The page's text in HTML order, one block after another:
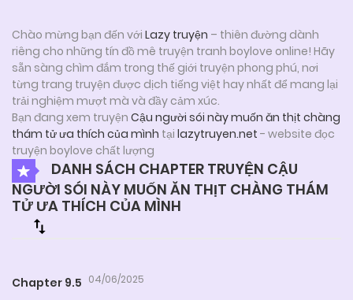
Chào mừng bạn đến với Lazy truyện – thiên đường dành
riêng cho những tín đồ mê truyện tranh boylove online! Hãy
sẵn sàng chìm đắm trong thế giới truyện phong phú, nơi
từng trang truyện được dịch tiếng việt hay nhất để mang lại
trải nghiệm mượt mà và đầy cảm xúc.
Bạn đang xem truyện Cậu người sói này muốn ăn thịt chàng
thám tử ưa thích của mình tại lazytruyen.net - website đọc
truyện boylove chất lượng
DANH SÁCH CHAPTER TRUYỆN CẬU
NGƯỜI SÓI NÀY MUỐN ĂN THỊT CHÀNG THÁM
TỬ ƯA THÍCH CỦA MÌNH
Chapter 9.5 04/06/2025